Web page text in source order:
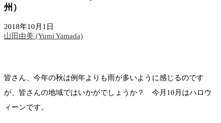
州）
2018年10月1日
山田由美 (Yumi Yamada)
皆さん、今年の秋は例年よりも雨が多いように感じるのです
が、皆さんの地域ではいかがでしょうか？ 今月10月はハロウ
ィーンです。